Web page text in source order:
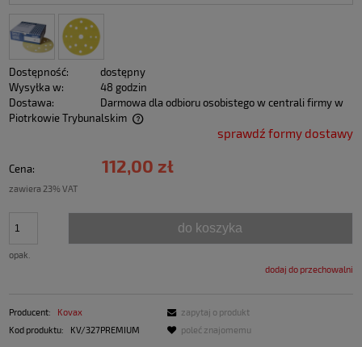
Dostępność:
dostępny
Wysyłka w:
48 godzin
Dostawa:
Darmowa dla odbioru osobistego w centrali firmy w
Piotrkowie Trybunalskim
sprawdź formy dostawy
Cena: 112,00 zł
zawiera 23% VAT
opak.
do koszyka
dodaj do przechowalni
Producent:
Kovax
Kod produktu:
KV/327PREMIUM
zapytaj o produkt
poleć znajomemu